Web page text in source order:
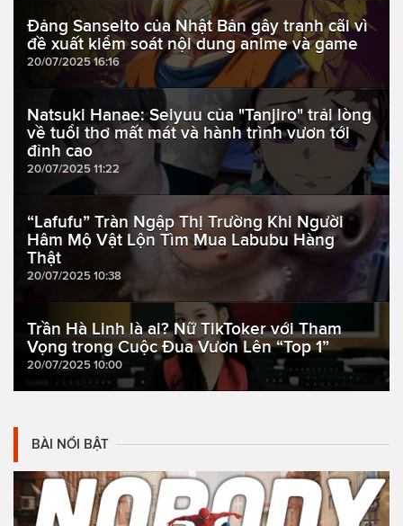
Đảng Sanseito của Nhật Bản gây tranh cãi vì
đề xuất kiểm soát nội dung anime và game
20/07/2025 16:16
Natsuki Hanae: Seiyuu của "Tanjiro" trải lòng
về tuổi thơ mất mát và hành trình vươn tới
đỉnh cao
20/07/2025 11:22
“Lafufu” Tràn Ngập Thị Trường Khi Người
Hâm Mộ Vật Lộn Tìm Mua Labubu Hàng
Thật
20/07/2025 10:38
Trần Hà Linh là ai? Nữ TikToker với Tham
Vọng trong Cuộc Đua Vươn Lên “Top 1”
20/07/2025 10:00
BÀI NỔI BẬT